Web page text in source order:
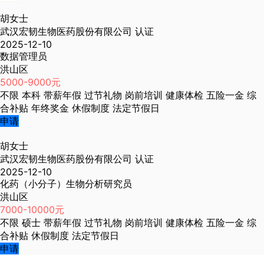
胡女士
武汉宏韧生物医药股份有限公司 认证
2025-12-10
数据管理员
洪山区
5000-9000元
不限 本科 带薪年假 过节礼物 岗前培训 健康体检 五险一金 综
合补贴 年终奖金 休假制度 法定节假日
申请
胡女士
武汉宏韧生物医药股份有限公司 认证
2025-12-10
化药（小分子）生物分析研究员
洪山区
7000-10000元
不限 硕士 带薪年假 过节礼物 岗前培训 健康体检 五险一金 综
合补贴 休假制度 法定节假日
申请